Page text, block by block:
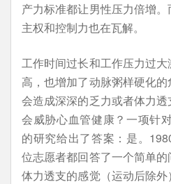
产力标准都让男性压力倍增
主权和控制力也在瓦解。
工作时间过长和工作压力过
高，也增加了动脉粥样硬化
会造成深深的乏力或者体力
会威胁心血管健康？一项针
的研究给出了答案：是。
位志愿者都回答了一个简单
体力透支的感觉（运动后除